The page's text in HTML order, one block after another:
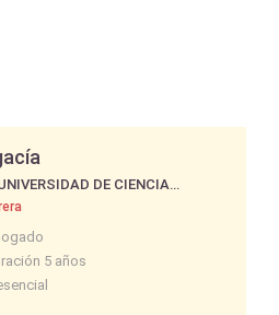
UCES UNIVERSIDAD DE CIENCIAS EMPRESARIALES Y SOCIALES
5 años